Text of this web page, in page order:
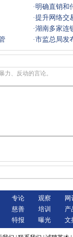
与传销
· 明确直销和
·提升网络交
·湖南多家连
·市监总局发
力、反动的言论。
专论
慈善
特报
观察
培训
曝光
网
产
文